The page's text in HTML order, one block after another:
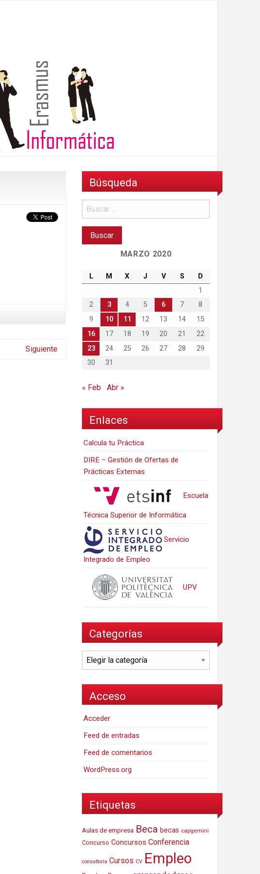
Siguiente
Búsqueda
MARZO 2020
L M X J V S
D
1
2
3 4 5 6 7
8
9
10 11 12 13 14
15
16
17 18 19 20 21
22
23
24 25 26 27 28
29
30
31
« Feb Abr »
Enlaces
Calcula tu Práctica
DIRE – Gestión de Ofertas de
Prácticas Externas
Escuela
Técnica Superior de Informática
Servicio
Integrado de Empleo
UPV
Categorías
Categorías
Acceso
Acceder
Feed de entradas
Feed de comentarios
WordPress.org
Etiquetas
Aulas de empresa Beca becas capgemini
Concurso Concursos Conferencia
consultoria Cursos CV Empleo